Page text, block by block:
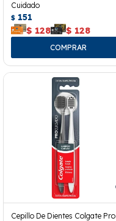
Cuidado
$ 151
$ 128 $ 128
Cepillo De Dientes Colgate Pro